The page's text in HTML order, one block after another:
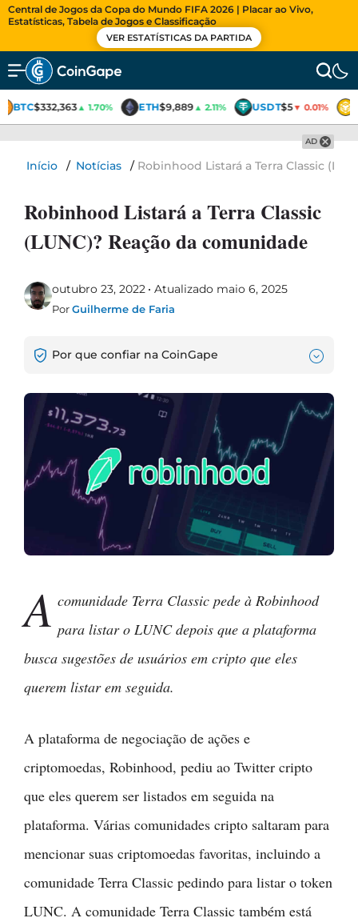
Central de Jogos da Copa do Mundo FIFA 2026 | Placar ao Vivo,
Estatísticas, Tabela de Jogos e Classificação
VER ESTATÍSTICAS DA PARTIDA
BTC$332,363▲ 1.70% ETH$9,889▲ 2.11% USDT$5▼ 0.01%
AD
Início / Notícias / Robinhood Listará a Terra Classic
Robinhood Listará a Terra Classic
(LUNC)? Reação da comunidade
outubro 23, 2022 Atualizado maio 6, 2025
PorGuilherme de Faria
Por que confiar na CoinGape
A comunidade Terra Classic pede à Robinhood
para listar o LUNC depois que a plataforma
busca sugestões de usuários em cripto que eles
querem listar em seguida.
A plataforma de negociação de ações e
criptomoedas, Robinhood, pediu ao Twitter cripto
que eles querem ser listados em seguida na
plataforma. Várias comunidades cripto saltaram para
mencionar suas criptomoedas favoritas, incluindo a
comunidade Terra Classic pedindo para listar o token
LUNC. A comunidade Terra Classic também está